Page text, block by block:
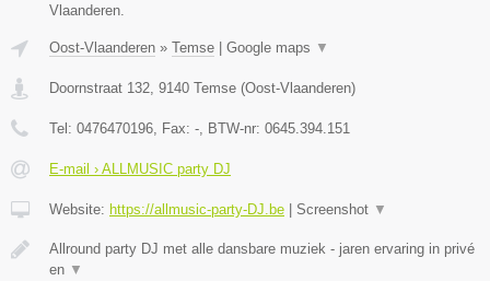
Vlaanderen.
Oost-Vlaanderen » Temse Google maps ▼
Doornstraat 132 9140 Temse (Oost-Vlaanderen)
Tel: 0476470196 , Fax: - , BTW-nr: 0645.394.151
E-mail › ALLMUSIC party DJ
Website: https://allmusic-party-DJ.be Screenshot ▼
Allround party DJ met alle dansbare muziek - jaren ervaring in privé
en ▼